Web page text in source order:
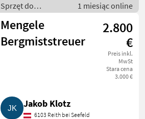
Sprzęt do
nawożenia i
nawadniania /
Rozsiewacze
kompostu i
1 miesiąc online
Mengele
Bergmiststreuer
2.800
€
Preis inkl.
MwSt
Stara cena
3.000 €
Jakob Klotz
6103 Reith bei Seefeld